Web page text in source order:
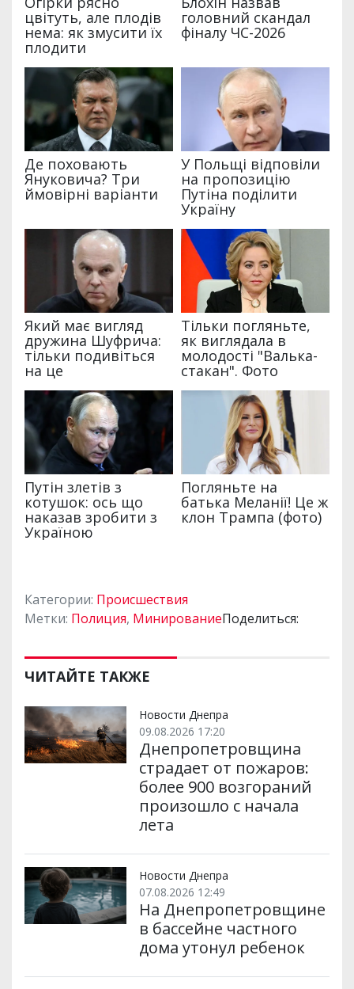
Категории: Происшествия
Метки: Полиция, МинированиеПоделиться:
ЧИТАЙТЕ ТАКЖЕ
Новости Днепра
09.08.2026 17:20
Днепропетровщина
страдает от пожаров:
более 900 возгораний
произошло с начала
лета
Новости Днепра
07.08.2026 12:49
На Днепропетровщине
в бассейне частного
дома утонул ребенок